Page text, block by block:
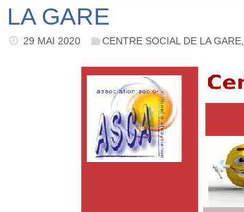
LA GARE
29 MAI 2020 CENTRE SOCIAL DE LA GARE,